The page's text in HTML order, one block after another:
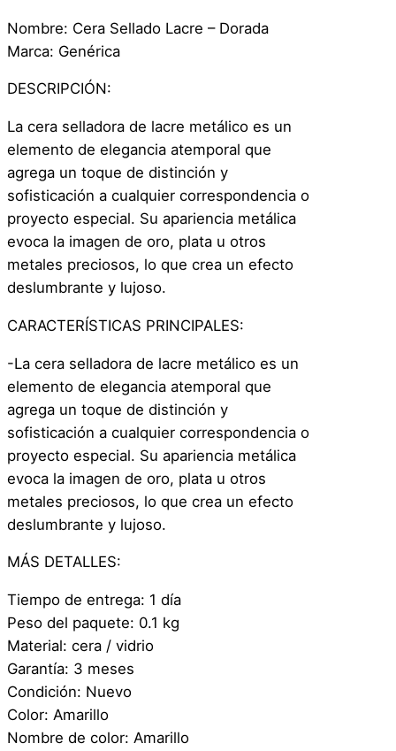
Nombre: Cera Sellado Lacre – Dorada
Marca: Genérica
DESCRIPCIÓN:
La cera selladora de lacre metálico es un
elemento de elegancia atemporal que
agrega un toque de distinción y
sofisticación a cualquier correspondencia o
proyecto especial. Su apariencia metálica
evoca la imagen de oro, plata u otros
metales preciosos, lo que crea un efecto
deslumbrante y lujoso.
CARACTERÍSTICAS PRINCIPALES:
-La cera selladora de lacre metálico es un
elemento de elegancia atemporal que
agrega un toque de distinción y
sofisticación a cualquier correspondencia o
proyecto especial. Su apariencia metálica
evoca la imagen de oro, plata u otros
metales preciosos, lo que crea un efecto
deslumbrante y lujoso.
MÁS DETALLES:
Tiempo de entrega: 1 día
Peso del paquete: 0.1 kg
Material: cera / vidrio
Garantía: 3 meses
Condición: Nuevo
Color: Amarillo
Nombre de color: Amarillo